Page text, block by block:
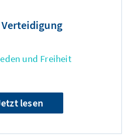
und Freiheit
lesen